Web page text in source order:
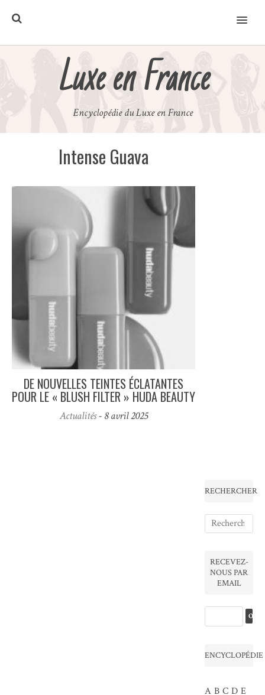
MENU
Luxe en France
Encyclopédie du Luxe en France
Intense Guava
DE NOUVELLES TEINTES ÉCLATANTES
POUR LE « BLUSH FILTER » HUDA BEAUTY
Actualités- 8 avril 2025
RECHERCHER
RECEVEZ-
NOUS PAR
EMAIL
ENCYCLOPÉDIE
A B C D E